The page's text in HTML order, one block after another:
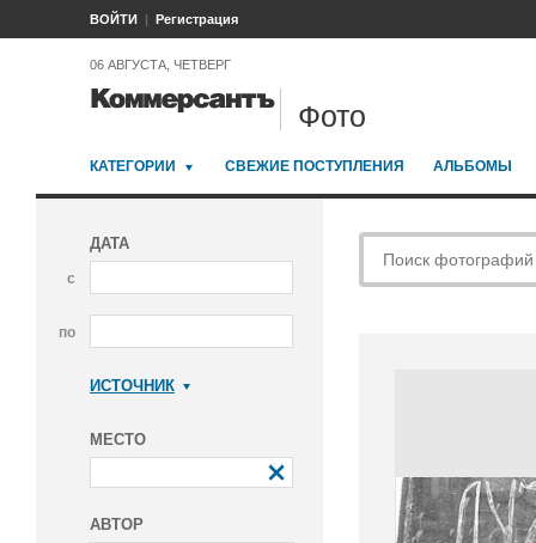
ВОЙТИ Регистрация
06 АВГУСТА, ЧЕТВЕРГ
Фото
КАТЕГОРИИ СВЕЖИЕ ПОСТУПЛЕНИЯ АЛЬБОМЫ
ДАТА
с
по
ИСТОЧНИК
МЕСТО
АВТОР